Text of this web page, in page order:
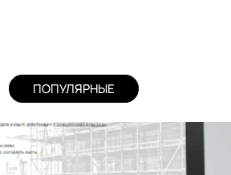
ПОПУЛЯРНЫЕ